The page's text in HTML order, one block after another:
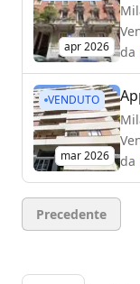
apr 2026
da
VENDUTO
mar 2026
da
Precedente